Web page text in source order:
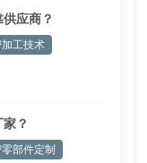
应商？
工技术
？
部件定制